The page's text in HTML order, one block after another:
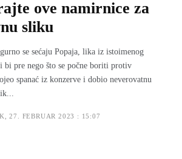
ove namirnice za
sliku
se sećaju Popaja, lika iz istoimenog
pre nego što se počne boriti protiv
spanać iz konzerve i dobio neverovatnu
27. FEBRUAR 2023 : 15:07